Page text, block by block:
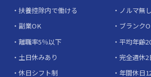
扶養控除内で働ける
ノルマ無し
副業OK
ブランク
離職率5％以下
平均年齢
土日休みあり
完全週休2
休日シフト制
年間休日